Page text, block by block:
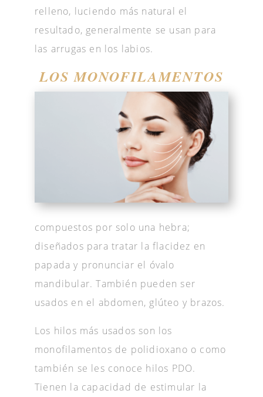
relleno, luciendo más natural el
resultado, generalmente se usan para
las arrugas en los labios.
LOS MONOFILAMENTOS
compuestos por solo una hebra;
diseñados para tratar la flacidez en
papada y pronunciar el óvalo
mandibular. También pueden ser
usados en el abdomen, glúteo y brazos.
Los hilos más usados son los
monofilamentos de polidioxano o como
también se les conoce hilos PDO.
Tienen la capacidad de estimular la